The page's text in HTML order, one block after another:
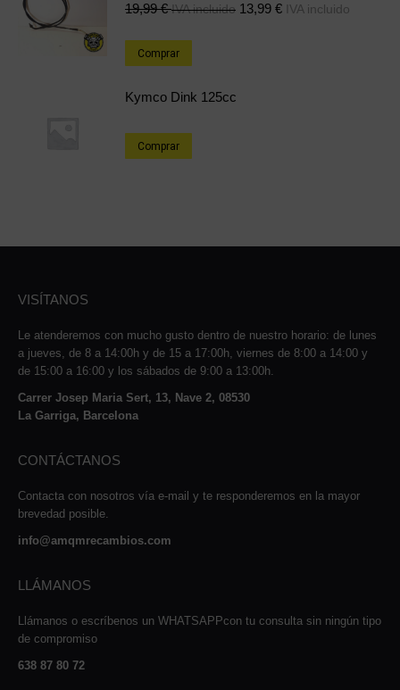
19,99€ IVA incluido 13,99 € IVA incluido
Comprar
Kymco Dink 125cc
Comprar
VISÍTANOS
Le atenderemos con mucho gusto dentro de nuestro horario: de lunes
a jueves, de 8 a 14:00h y de 15 a 17:00h, viernes de 8:00 a 14:00 y
de 15:00 a 16:00 y los sábados de 9:00 a 13:00h.
Carrer Josep Maria Sert, 13, Nave 2, 08530
La Garriga, Barcelona
CONTÁCTANOS
Contacta con nosotros vía e-mail y te responderemos en la mayor
brevedad posible.
info@amqmrecambios.com
LLÁMANOS
Llámanos o escríbenos un WHATSAPPcon tu consulta sin ningún tipo
de compromiso
638 87 80 72